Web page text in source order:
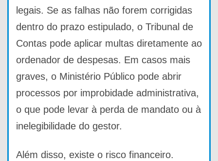
legais. Se as falhas não forem corrigidas
dentro do prazo estipulado, o Tribunal de
Contas pode aplicar multas diretamente ao
ordenador de despesas. Em casos mais
graves, o Ministério Público pode abrir
processos por improbidade administrativa,
o que pode levar à perda de mandato ou à
inelegibilidade do gestor.
Além disso, existe o risco financeiro.